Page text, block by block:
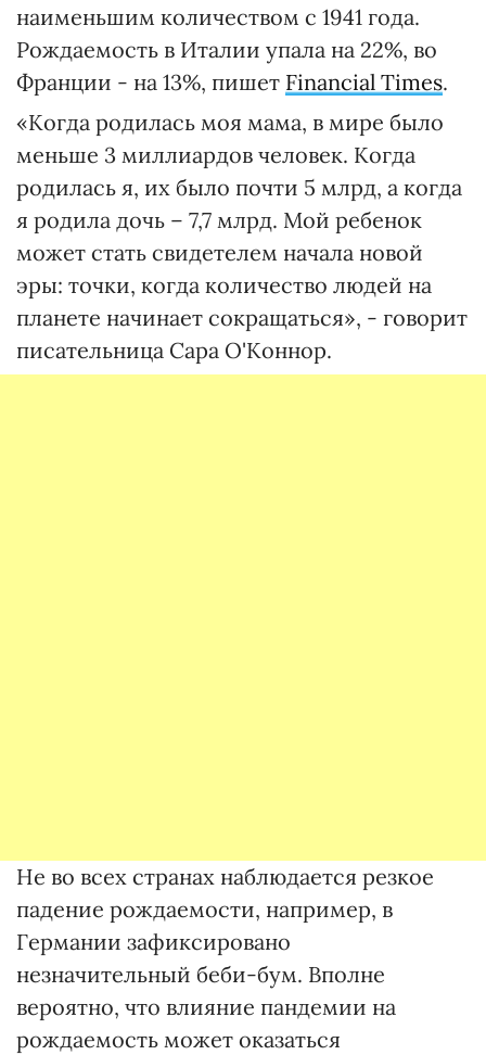
наименьшим количеством с 1941 года.
Рождаемость в Италии упала на 22%, во
Франции - на 13%, пишет Financial Times.
«Когда родилась моя мама, в мире было
меньше 3 миллиардов человек. Когда
родилась я, их было почти 5 млрд, а когда
я родила дочь – 7,7 млрд. Мой ребенок
может стать свидетелем начала новой
эры: точки, когда количество людей на
планете начинает сокращаться», - говорит
писательница Сара О'Коннор.
Не во всех странах наблюдается резкое
падение рождаемости, например, в
Германии зафиксировано
незначительный беби-бум. Вполне
вероятно, что влияние пандемии на
рождаемость может оказаться